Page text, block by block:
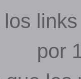
por